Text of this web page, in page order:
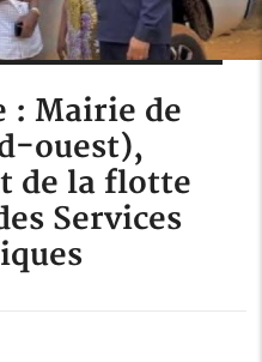
: Mairie de
ouest),
de la flotte
Services